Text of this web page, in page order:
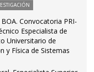
Convocatoria PRI-
Especialista de
Universitario de
y Física de Sistemas